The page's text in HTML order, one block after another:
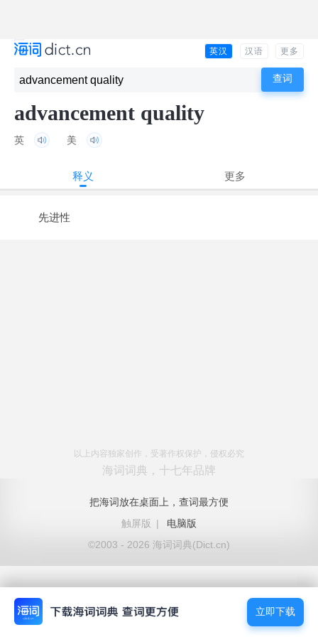
英汉 汉语 更多
advancement quality
英 美
释义 更多
先进性
以上内容独家创作，受著作权保护，侵权必究
海词词典，十七年品牌
把海词放在桌面上，查词最方便
触屏版
|
电脑版
©2003 - 2026 海词词典(Dict.cn)
立即下载
立即下载